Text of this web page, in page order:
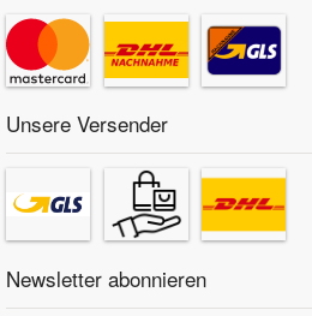
Unsere Versender
Newsletter abonnieren